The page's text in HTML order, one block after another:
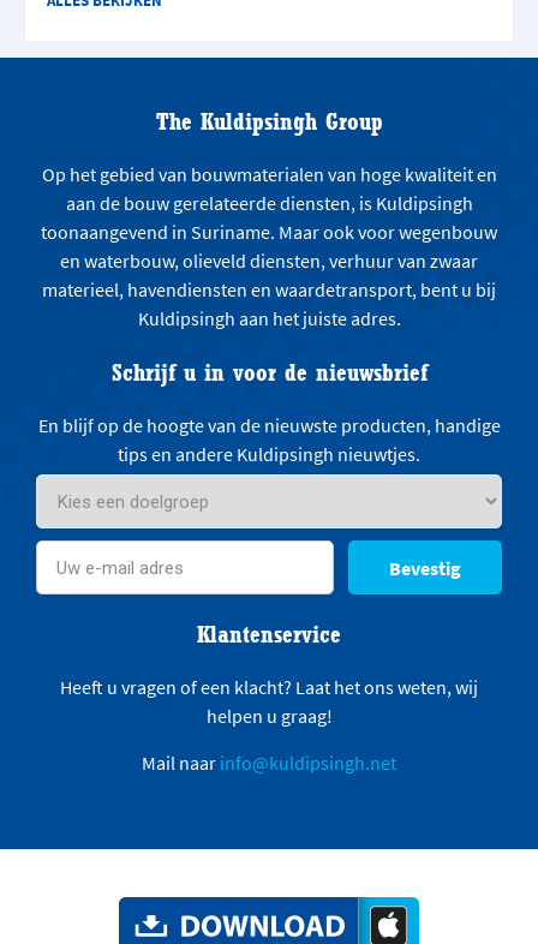
The Kuldipsingh Group
Op het gebied van bouwmaterialen van hoge kwaliteit en
aan de bouw gerelateerde diensten, is Kuldipsingh
toonaangevend in Suriname. Maar ook voor wegenbouw
en waterbouw, olieveld diensten, verhuur van zwaar
materieel, havendiensten en waardetransport, bent u bij
Kuldipsingh aan het juiste adres.
Schrijf u in voor de nieuwsbrief
En blijf op de hoogte van de nieuwste producten, handige
tips en andere Kuldipsingh nieuwtjes.
Bevestig
Klantenservice
Heeft u vragen of een klacht? Laat het ons weten, wij
helpen u graag!
Mail naar info@kuldipsingh.net